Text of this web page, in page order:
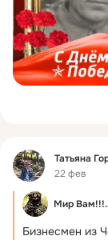
Фид Татьяна
22 фев
Мир
Бизнесмен из